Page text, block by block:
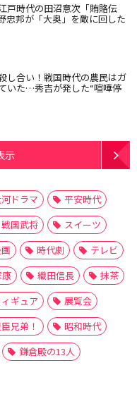
戸時代の田沼意次「賄賂伝
忠邦が「大奥」を敵に回した
し合い！戦国時代の農民はガ
いた…秀吉が発した“喧嘩停
示
ドラマ
平安時代
戦国武将
スイーツ
時代劇
テレビ
織田信長
抹茶
ギュア
展覧会
兄弟！
昭和時代
鎌倉殿の13人